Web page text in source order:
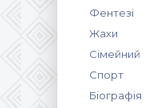
Фентезі
Жахи
Сімейний
Спорт
Біографія